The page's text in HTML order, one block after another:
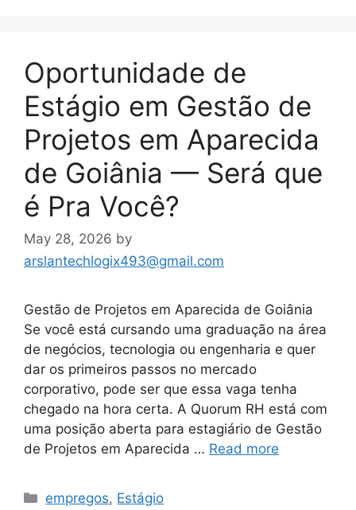
Oportunidade de
Estágio em Gestão de
Projetos em Aparecida
de Goiânia — Será que
é Pra Você?
May 28, 2026 by
arslantechlogix493@gmail.com
Gestão de Projetos em Aparecida de Goiânia
Se você está cursando uma graduação na área
de negócios, tecnologia ou engenharia e quer
dar os primeiros passos no mercado
corporativo, pode ser que essa vaga tenha
chegado na hora certa. A Quorum RH está com
uma posição aberta para estagiário de Gestão
de Projetos em Aparecida … Read more
Categories
empregos, Estágio